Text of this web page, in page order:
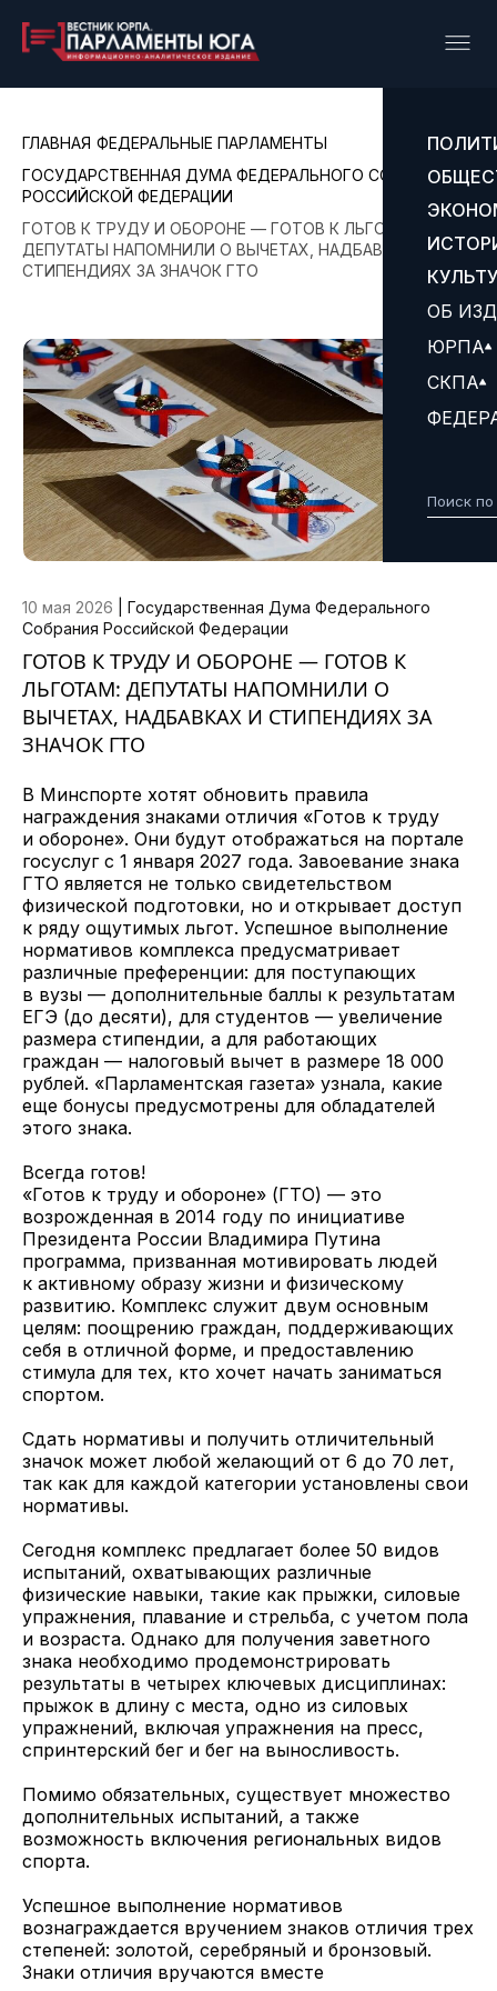
ОБ
ЮРПА
СКПА
ГЛАВНАЯ ФЕДЕРАЛЬНЫЕ ПАРЛАМЕНТЫ
ГОСУДАРСТВЕННАЯ ДУМА ФЕДЕРАЛЬНОГО СОБРАНИЯ
РОССИЙСКОЙ ФЕДЕРАЦИИ
ГОТОВ К ТРУДУ И ОБОРОНЕ — ГОТОВ К ЛЬГОТАМ:
ДЕПУТАТЫ НАПОМНИЛИ О ВЫЧЕТАХ, НАДБАВКАХ И
СТИПЕНДИЯХ ЗА ЗНАЧОК ГТО
10 мая 2026
Государственная Дума Федерального
Собрания Российской Федерации
ГОТОВ К ТРУДУ И ОБОРОНЕ — ГОТОВ К
ЛЬГОТАМ: ДЕПУТАТЫ НАПОМНИЛИ О
ВЫЧЕТАХ, НАДБАВКАХ И СТИПЕНДИЯХ ЗА
ЗНАЧОК ГТО
В Минспорте хотят обновить правила
награждения знаками отличия «Готов к труду
и обороне». Они будут отображаться на портале
госуслуг с 1 января 2027 года. Завоевание знака
ГТО является не только свидетельством
физической подготовки, но и открывает доступ
к ряду ощутимых льгот. Успешное выполнение
нормативов комплекса предусматривает
различные преференции: для поступающих
в вузы — дополнительные баллы к результатам
ЕГЭ (до десяти), для студентов — увеличение
размера стипендии, а для работающих
граждан — налоговый вычет в размере 18 000
рублей. «Парламентская газета» узнала, какие
еще бонусы предусмотрены для обладателей
этого знака.
Всегда готов!
«Готов к труду и обороне» (ГТО) — это
возрожденная в 2014 году по инициативе
Президента России Владимира Путина
программа, призванная мотивировать людей
к активному образу жизни и физическому
развитию. Комплекс служит двум основным
целям: поощрению граждан, поддерживающих
себя в отличной форме, и предоставлению
стимула для тех, кто хочет начать заниматься
спортом.
Сдать нормативы и получить отличительный
значок может любой желающий от 6 до 70 лет,
так как для каждой категории установлены свои
нормативы.
Сегодня комплекс предлагает более 50 видов
испытаний, охватывающих различные
физические навыки, такие как прыжки, силовые
упражнения, плавание и стрельба, с учетом пола
и возраста. Однако для получения заветного
знака необходимо продемонстрировать
результаты в четырех ключевых дисциплинах:
прыжок в длину с места, одно из силовых
упражнений, включая упражнения на пресс,
спринтерский бег и бег на выносливость.
Помимо обязательных, существует множество
дополнительных испытаний, а также
возможность включения региональных видов
спорта.
Успешное выполнение нормативов
вознаграждается вручением знаков отличия трех
степеней: золотой, серебряный и бронзовый.
Знаки отличия вручаются вместе